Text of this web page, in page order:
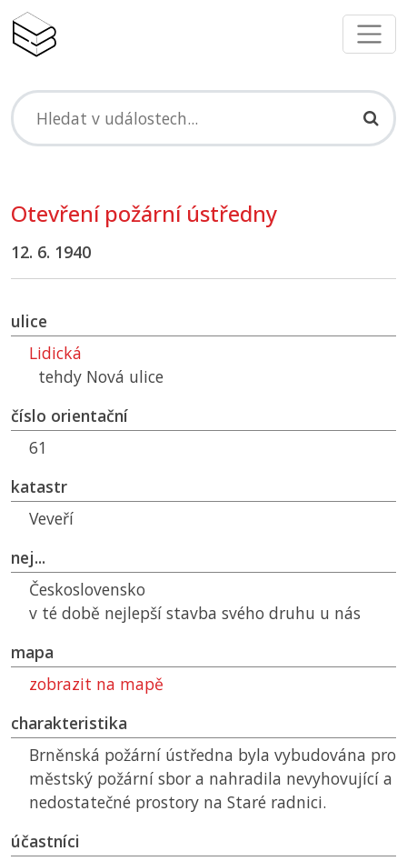
Otevření požární ústředny
12. 6. 1940
ulice
Lidická
tehdy Nová ulice
číslo orientační
61
katastr
Veveří
nej...
Československo
v té době nejlepší stavba svého druhu u nás
mapa
zobrazit na mapě
charakteristika
Brněnská požární ústředna byla vybudována pro
městský požární sbor a nahradila nevyhovující a
nedostatečné prostory na Staré radnici.
účastníci